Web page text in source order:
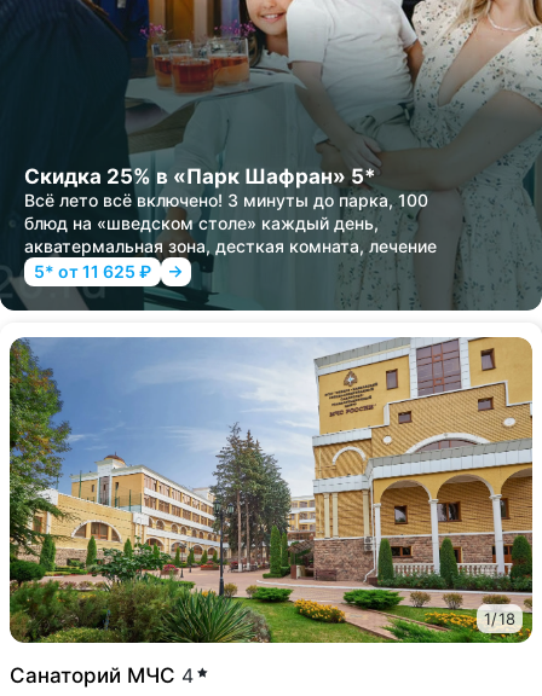
Скидка 25% в «Парк Шафран» 5*
Всё лето всё включено! 3 минуты до парка, 100
блюд на «шведском столе» каждый день,
акватермальная зона, десткая комната, лечение
5* от 11 625 ₽
1/18
Санаторий МЧС 4